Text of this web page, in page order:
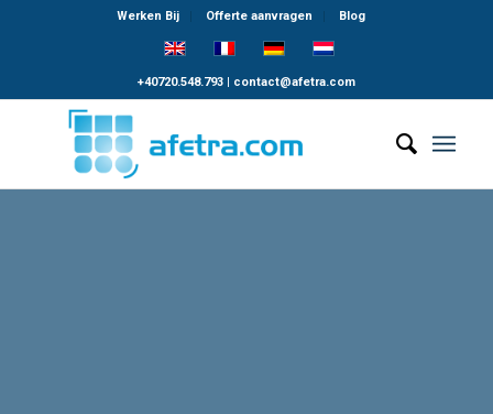
Werken Bij Offerte aanvragen Blog
+40720.548.793| contact@afetra.com